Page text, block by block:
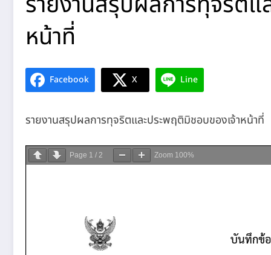
หน้าที่
Facebook X Line
รายงานสรุปผลการทุจริตและประพฤติมิชอบของเจ้าหน้าที่
Page 1 / 2 Zoom 100%